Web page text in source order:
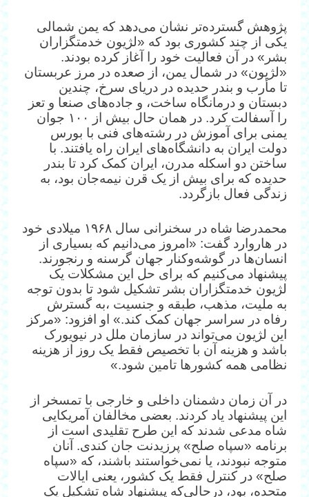
پژوهش گسترده‌تر نشان می‌دهد که یمن شمالی
یکی از چند کشوری بود که «لژیون خدمتگزاران
بشر» در آن فعالیت خود را آغاز کرده بودند.
«لژیون» در شمال یمن، از صعده در مرز عربستان
تا مأرب و بندر حدیده در دریای سرخ، چندین
دبستان و درمانگاه ساخت، و جاده‌های صنعا و تعز
را آسفالت کرد. در همان حال بیش از ۱۰۰ جوان
یمنی برای آموزش در رشته‌های فنی با بورس
دولت ایران به دانشگاه‌های ایران راه یافتند. با
ساختن دو اسکله مدرن، ایران کمک کرد تا بندر
حدیده که برای بیش از یک قرن نیمه‌جان بود، به
زندگی فعال بازگردد.
محمدرضا شاه در سخنرانی سال ۱۹۶۸ میلادی خود
در هاروارد گفت: «امروز می‌دانیم که بسیاری از
انسان‌ها در گوشه‌وکنار جهان گرسنه و رنجورند.
پیشنهاد می‌کنیم که برای حل این مشکلات یک
لژیون خدمتگزاران بشر تشکیل شود تا بدون توجه
به ملیت، مذهب، طبقه و جنسیت ،به گسترش
رفاه در سراسر جهان کمک کند.» او افزود: «مرکز
این لژیون می‌تواند در سازمان ملل در نیویورک
باشد و هزینه آن با تخصیص فقط یک روز از هزینه
نظامی همه کشورها تامین شود.»
در آن زمان دشمنان داخلی و خارجی با تمسخر از
این پیشنهاد یاد کردند. بعضی مخالفان آمریکایی
شاه مدعی شدند که این طرح تقلیدی است از
برنامه «سپاه صلح» پرزیدنت جان کندی. آنان
متوجه نبودند، یا نمی‌خواستند باشند، که «سپاه
صلح» در کنترل فقط یک کشور، یعنی ایالات
متحده، بود، درحالی‌که پیشنهاد شاه تشکیل یک